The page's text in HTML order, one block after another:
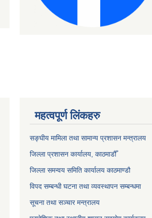
महत्वपूर्ण लिंकहरु
सङ्‍घीय मामिला तथा सामान्य प्रशासन मन्त्रालय
जिल्ला प्रशासन कार्यालय, काठमाडौँ
जिल्ला समन्वय समिति कार्यालय काठमाण्ड‌ौ
विपद सम्बन्धी घटना तथा व्यवस्थापन सम्बन्धमा
सूचना तथा सञ्चार मन्त्रालय